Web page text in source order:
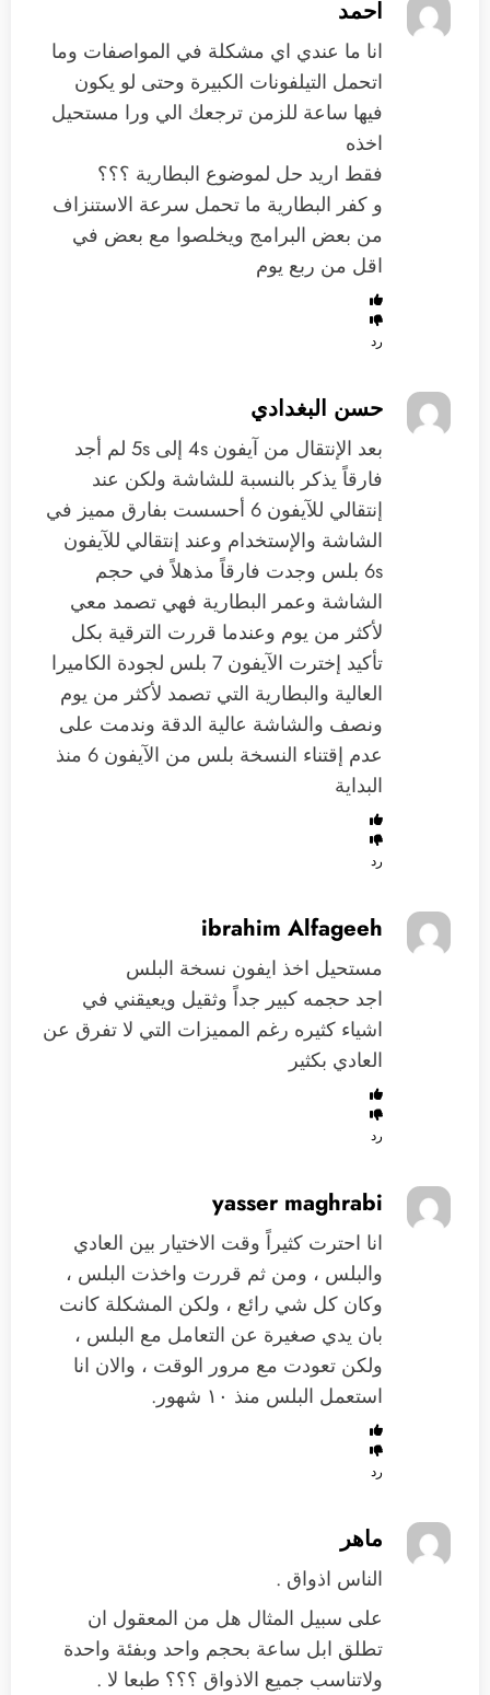
احمد
انا ما عندي اي مشكلة في المواصفات وما
اتحمل التيلفونات الكبيرة وحتى لو يكون
فيها ساعة للزمن ترجعك الي ورا مستحيل
اخذه
فقط اريد حل لموضوع البطارية ؟؟؟
و كفر البطارية ما تحمل سرعة الاستنزاف
من بعض البرامج ويخلصوا مع بعض في
اقل من ربع يوم
رد
حسن البغدادي
بعد الإنتقال من آيفون 4s إلى 5s لم أجد
فارقاً يذكر بالنسبة للشاشة ولكن عند
إنتقالي للآيفون 6 أحسست بفارق مميز في
الشاشة والإستخدام وعند إنتقالي للآيفون
6s بلس وجدت فارقاً مذهلاً في حجم
الشاشة وعمر البطارية فهي تصمد معي
لأكثر من يوم وعندما قررت الترقية بكل
تأكيد إخترت الآيفون 7 بلس لجودة الكاميرا
العالية والبطارية التي تصمد لأكثر من يوم
ونصف والشاشة عالية الدقة وندمت على
عدم إقتناء النسخة بلس من الآيفون 6 منذ
البداية
رد
ibrahim Alfageeh
مستحيل اخذ ايفون نسخة البلس
اجد حجمه كبير جداً وثقيل ويعيقني في
اشياء كثيره رغم المميزات التي لا تفرق عن
العادي بكثير
رد
yasser maghrabi
انا احترت كثيراً وقت الاختيار بين العادي
والبلس ، ومن ثم قررت واخذت البلس ،
وكان كل شي رائع ، ولكن المشكلة كانت
بان يدي صغيرة عن التعامل مع البلس ،
ولكن تعودت مع مرور الوقت ، والان انا
استعمل البلس منذ ١٠ شهور.
رد
ماهر
الناس اذواق .
على سبيل المثال هل من المعقول ان
تطلق ابل ساعة بحجم واحد وبفئة واحدة
ولاتناسب جميع الاذواق ؟؟؟ طبعا لا .